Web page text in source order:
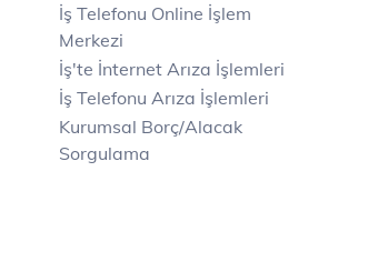
İş Telefonu Online İşlem
Merkezi
İş'te İnternet Arıza İşlemleri
İş Telefonu Arıza İşlemleri
Kurumsal Borç/Alacak
Sorgulama